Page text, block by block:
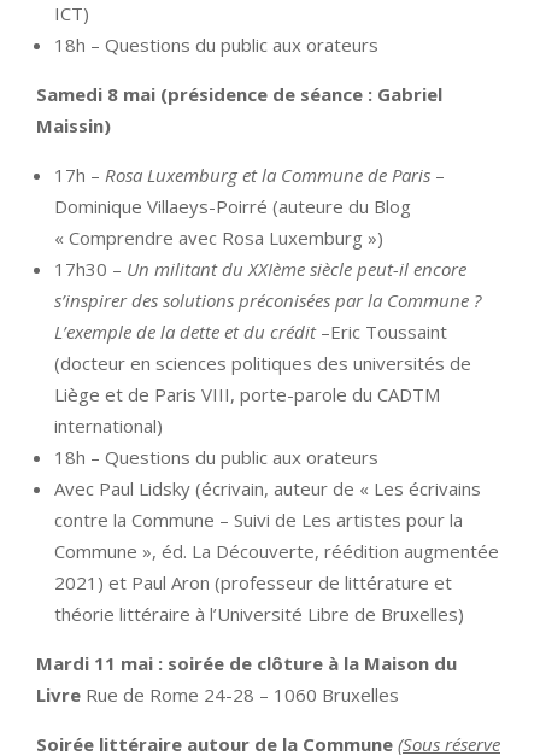
ICT)
18h – Questions du public aux orateurs
Samedi 8 mai (présidence de séance : Gabriel
Maissin)
17h – Rosa Luxemburg et la Commune de Paris –
Dominique Villaeys-Poirré (auteure du Blog
« Comprendre avec Rosa Luxemburg »)
17h30 – Un militant du XXIème siècle peut-il encore
s’inspirer des solutions préconisées par la Commune ?
L’exemple de la dette et du crédit –Eric Toussaint
(docteur en sciences politiques des universités de
Liège et de Paris VIII, porte-parole du CADTM
international)
18h – Questions du public aux orateurs
Avec Paul Lidsky (écrivain, auteur de « Les écrivains
contre la Commune – Suivi de Les artistes pour la
Commune », éd. La Découverte, réédition augmentée
2021) et Paul Aron (professeur de littérature et
théorie littéraire à l’Université Libre de Bruxelles)
Mardi 11 mai : soirée de clôture à la Maison du
Livre Rue de Rome 24-28 – 1060 Bruxelles
Soirée littéraire autour de la Commune (Sous réserve